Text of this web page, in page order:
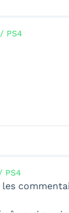
PS4
PS4